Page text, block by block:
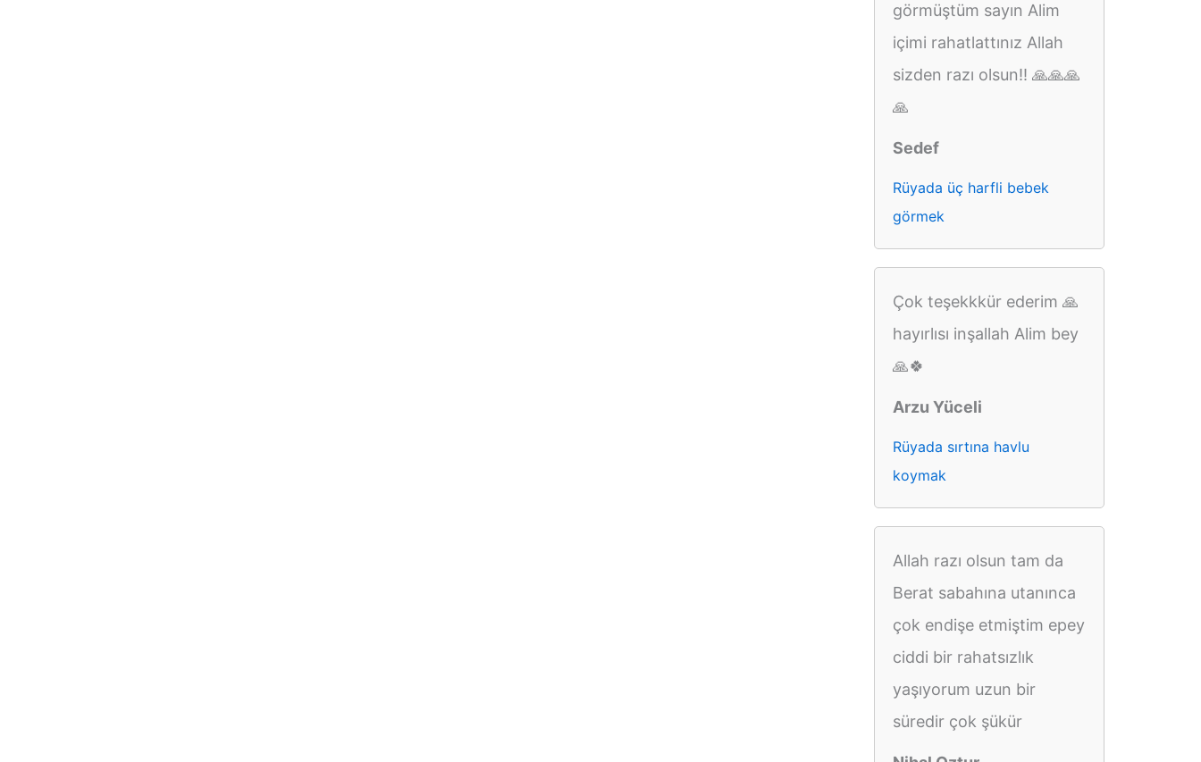
görmüştüm sayın Alim
içimi rahatlattınız Allah
sizden razı olsun!! 🙏🙏🙏
🙏
Sedef
Rüyada üç harfli bebek
görmek
Çok teşekkkür ederim 🙏
hayırlısı inşallah Alim bey
🙏🍀
Arzu Yüceli
Rüyada sırtına havlu
koymak
Allah razı olsun tam da
Berat sabahına utanınca
çok endişe etmiştim epey
ciddi bir rahatsızlık
yaşıyorum uzun bir
süredir çok şükür